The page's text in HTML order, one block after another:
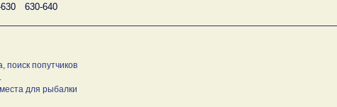
630-640
поиск попутчиков
для рыбалки